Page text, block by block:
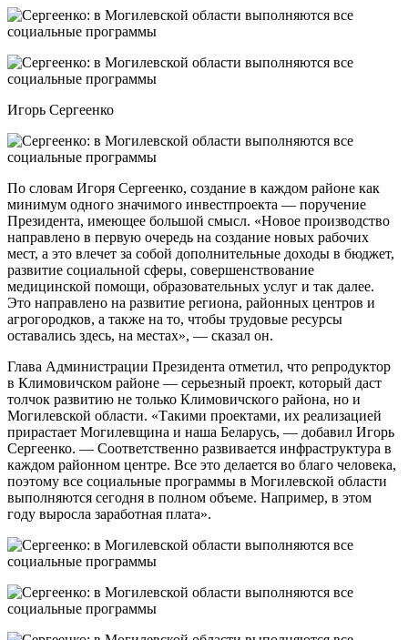
Игорь Сергеенко
По словам Игоря Сергеенко, создание в каждом районе как
минимум одного значимого инвестпроекта — поручение
Президента, имеющее большой смысл. «Новое производство
направлено в первую очередь на создание новых рабочих
мест, а это влечет за собой дополнительные доходы в бюджет,
развитие социальной сферы, совершенствование
медицинской помощи, образовательных услуг и так далее.
Это направлено на развитие региона, районных центров и
агрогородков, а также на то, чтобы трудовые ресурсы
оставались здесь, на местах», — сказал он.
Глава Администрации Президента отметил, что репродуктор
в Климовичском районе — серьезный проект, который даст
толчок развитию не только Климовичского района, но и
Могилевской области. «Такими проектами, их реализацией
прирастает Могилевщина и наша Беларусь, — добавил Игорь
Сергеенко. — Соответственно развивается инфраструктура в
каждом районном центре. Все это делается во благо человека,
поэтому все социальные программы в Могилевской области
выполняются сегодня в полном объеме. Например, в этом
году выросла заработная плата».